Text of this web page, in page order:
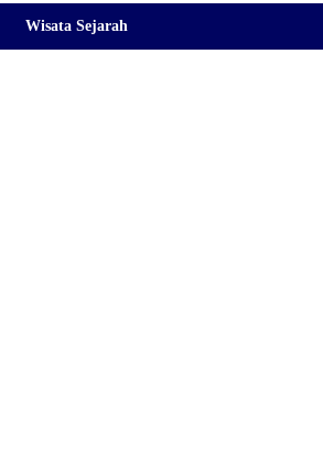
Wisata Sejarah